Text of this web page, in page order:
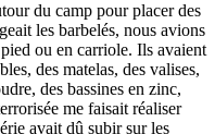
du camp pour placer des
les barbelés, nous avions
ou en carriole. Ils avaient
des matelas, des valises,
des bassines en zinc,
me faisait réaliser
avait dû subir sur les